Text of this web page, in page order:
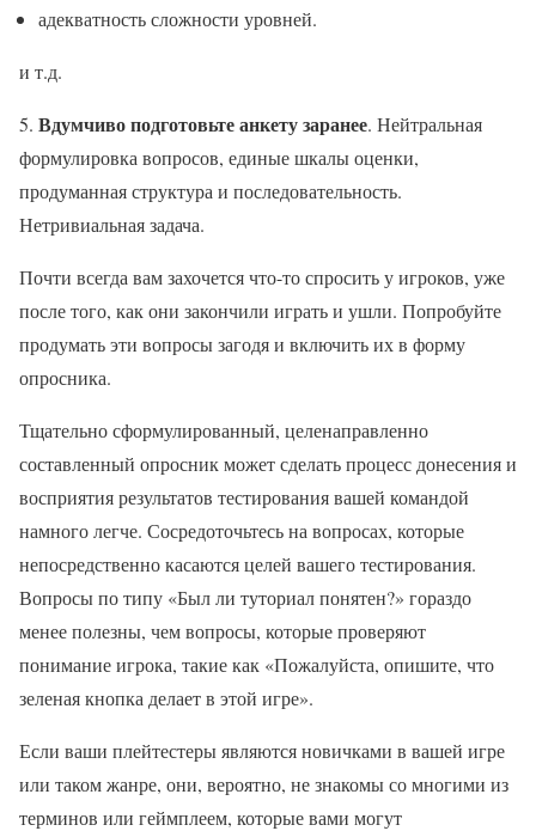
адекватность сложности уровней.
и т.д.
5. Вдумчиво подготовьте анкету заранее. Нейтральная
формулировка вопросов, единые шкалы оценки,
продуманная структура и последовательность.
Нетривиальная задача.
Почти всегда вам захочется что-то спросить у игроков, уже
после того, как они закончили играть и ушли. Попробуйте
продумать эти вопросы загодя и включить их в форму
опросника.
Тщательно сформулированный, целенаправленно
составленный опросник может сделать процесс донесения и
восприятия результатов тестирования вашей командой
намного легче. Сосредоточьтесь на вопросах, которые
непосредственно касаются целей вашего тестирования.
Вопросы по типу «Был ли туториал понятен?» гораздо
менее полезны, чем вопросы, которые проверяют
понимание игрока, такие как «Пожалуйста, опишите, что
зеленая кнопка делает в этой игре».
Если ваши плейтестеры являются новичками в вашей игре
или таком жанре, они, вероятно, не знакомы со многими из
терминов или геймплеем, которые вами могут